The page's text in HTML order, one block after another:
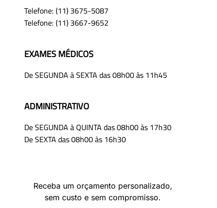
Telefone: (11) 3675-5087
Telefone: (11) 3667-9652
EXAMES MÉDICOS
De SEGUNDA à SEXTA das 08h00 às 11h45
ADMINISTRATIVO
De SEGUNDA à QUINTA das 08h00 às 17h30
De SEXTA das 08h00 às 16h30
Receba um orçamento personalizado,
sem custo e sem compromisso.